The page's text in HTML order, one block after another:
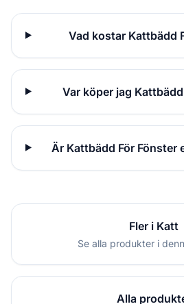
Vad kostar Kattbädd
Var köper jag
Är Kattbädd För Fönster
Fler i Katt
Se alla produkter i
Alla